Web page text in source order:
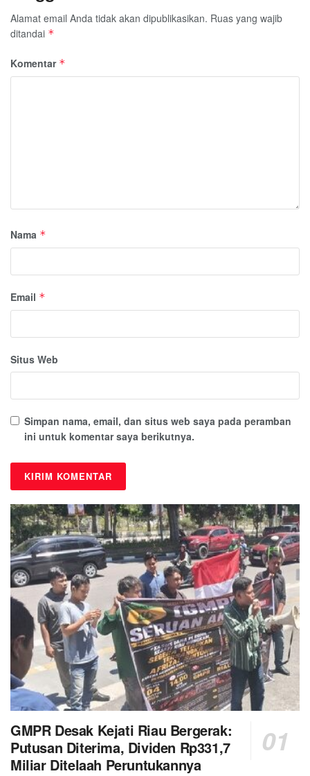
Alamat email Anda tidak akan dipublikasikan. Ruas yang wajib
ditandai *
Komentar *
Nama *
Email *
Situs Web
Simpan nama, email, dan situs web saya pada peramban
ini untuk komentar saya berikutnya.
GMPR Desak Kejati Riau Bergerak:
Putusan Diterima, Dividen Rp331,7
Miliar Ditelaah Peruntukannya